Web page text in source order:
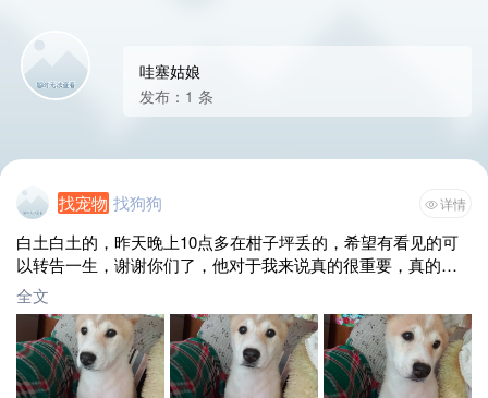
哇塞姑娘
发布：1 条
找宠物 找狗狗 详情
白土白土的，昨天晚上10点多在柑子坪丢的，希望有看见的可
以转告一生，谢谢你们了，他对于我来说真的很重要，真的很
感谢。
全文